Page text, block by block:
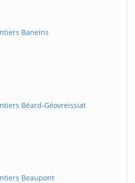
Baneins
Béard-Géovreissiat
Beaupont